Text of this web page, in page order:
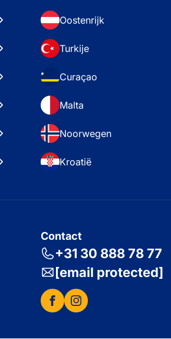
Oostenrijk
Turkije
Curaçao
Malta
Noorwegen
Kroatië
Contact
+31 30 888 78 77
[email protected]